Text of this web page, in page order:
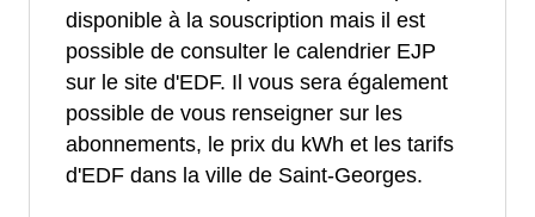
disponible à la souscription mais il est
possible de consulter le calendrier EJP
sur le site d'EDF. Il vous sera également
possible de vous renseigner sur les
abonnements, le prix du kWh et les tarifs
d'EDF dans la ville de Saint-Georges.